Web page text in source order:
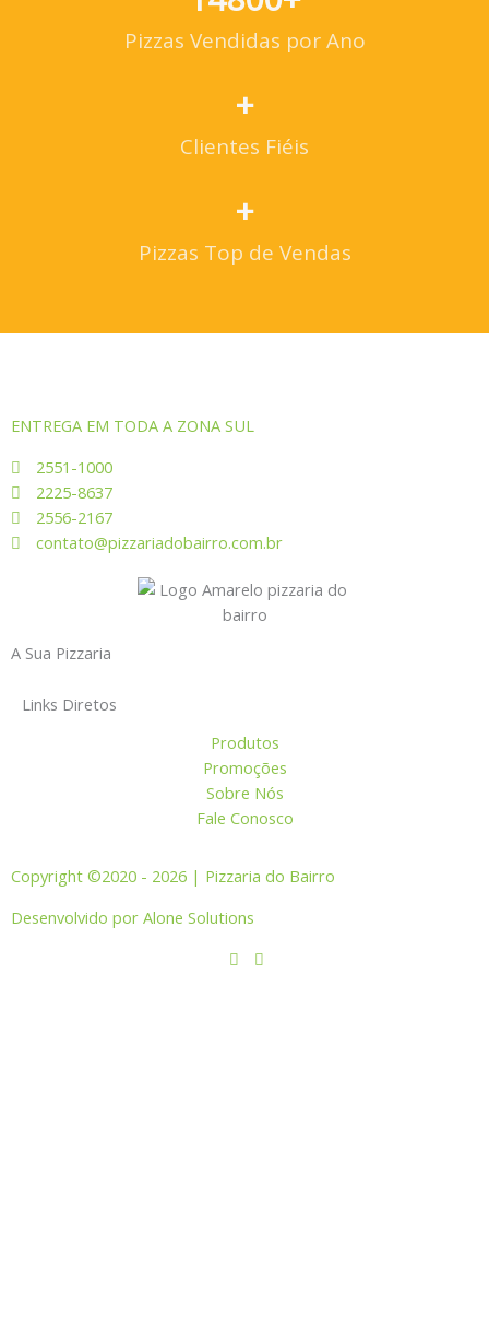
Pizzas Vendidas por Ano
Clientes Fiéis
+
Pizzas Top de Vendas
+
ENTREGA EM TODA A ZONA SUL
2551-1000
2225-8637
2556-2167
contato@pizzariadobairro.com.br
A Sua Pizzaria
Links Diretos
Produtos
Promoções
Sobre Nós
Fale Conosco
Copyright ©2020 - 2026 | Pizzaria do Bairro
Desenvolvido por Alone Solutions